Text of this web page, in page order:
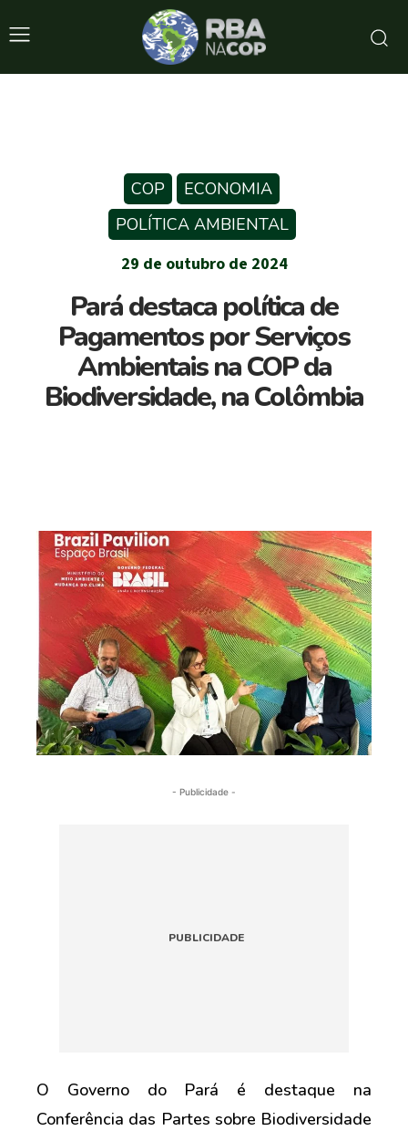
COP
ECONOMIA
POLÍTICA AMBIENTAL
29 de outubro de 2024
Pará destaca política de
Pagamentos por Serviços
Ambientais na COP da
Biodiversidade, na Colômbia
- Publicidade -
O Governo do Pará é destaque na
Conferência das Partes sobre Biodiversidade